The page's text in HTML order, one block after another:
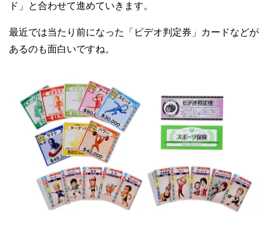
ド」と合わせて進めていきます。
最近では当たり前になった「ビデオ判定券」カードなどが
あるのも面白いですね。